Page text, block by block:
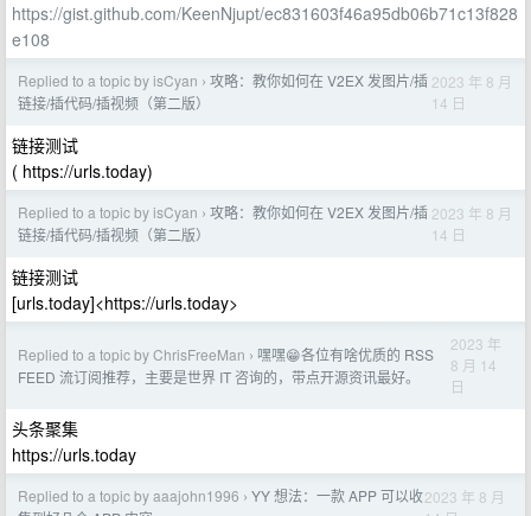
https://gist.github.com/KeenNjupt/ec831603f46a95db06b71c13f828
e108
Replied to a topic by isCyan › 攻略：教你如何在 V2EX 发图片/插
链接/插代码/插视频（第二版）
2023 年 8 月
14 日
链接测试
( https://urls.today)
Replied to a topic by isCyan › 攻略：教你如何在 V2EX 发图片/插
链接/插代码/插视频（第二版）
2023 年 8 月
14 日
链接测试
[urls.today]<https://urls.today>
Replied to a topic by ChrisFreeMan › 嘿嘿😁各位有啥优质的 RSS
FEED 流订阅推荐，主要是世界 IT 咨询的，带点开源资讯最好。
2023 年
8 月 14
日
头条聚集
https://urls.today
Replied to a topic by aaajohn1996 › YY 想法：一款 APP 可以收2023 年 8 月